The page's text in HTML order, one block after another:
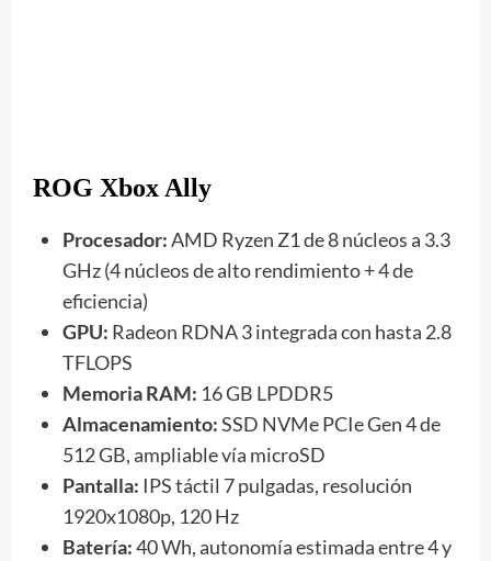
ROG Xbox Ally
Procesador:AMD Ryzen Z1 de 8 núcleos a 3.3
GHz (4 núcleos de alto rendimiento + 4 de
eficiencia)
GPU: Radeon RDNA 3 integrada con hasta 2.8
TFLOPS
Memoria RAM: 16 GB LPDDR5
Almacenamiento:SSD NVMe PCIe Gen 4 de
512 GB, ampliable vía microSD
Pantalla: IPS táctil 7 pulgadas, resolución
1920x1080p, 120 Hz
Batería:40 Wh, autonomía estimada entre 4 y